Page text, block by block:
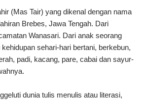
(Mas Tair) yang dikenal dengan nama
Brebes, Jawa Tengah. Dari
Wanasari. Dari anak seorang
sehari-hari bertani, berkebun,
padi, kacang, pare, cabai dan sayur-
dunia tulis menulis atau literasi,